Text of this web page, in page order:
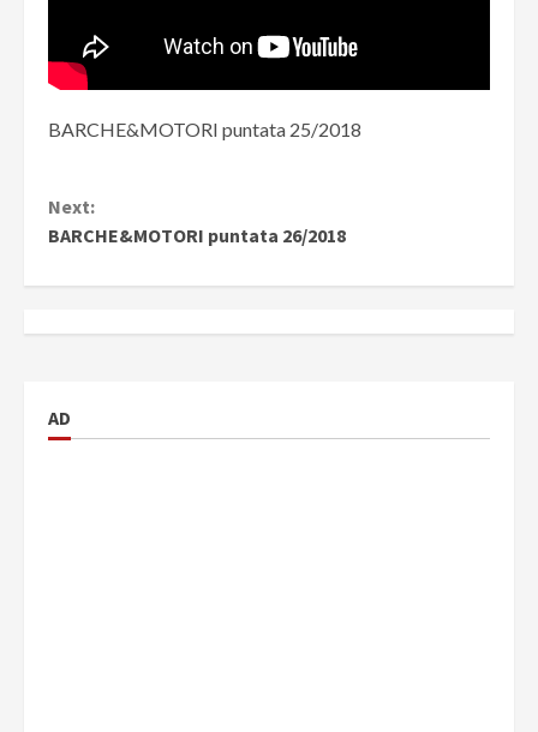
BARCHE&MOTORI puntata 25/2018
Continue
Reading
Next:
BARCHE&MOTORI puntata 26/2018
AD